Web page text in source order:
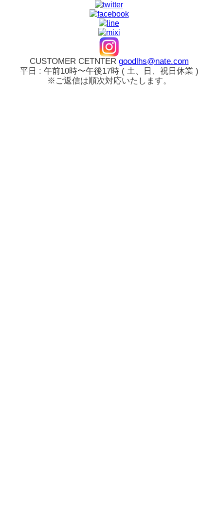
CUSTOMER CETNTER goodlhs@nate.com
平日 : 午前10時〜午後17時 ( 土、日、祝日休業 )
※ご返信は順次対応いたします。